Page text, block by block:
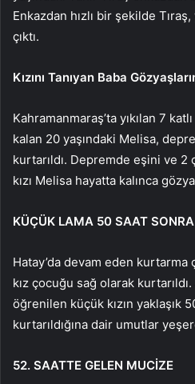
Enkazdan hızlı bir şekilde Tıraş,
çıktı.
Kızını Tanıyan Baba
Kahramanmaraş’ta yıkılan 7
kalan 20 yaşındaki Melisa,
kurtarıldı. Depremde eşini ve
kızı Melisa hayatta kalınca
KÜÇÜK LAMA 50 SAAT
Hatay’da devam eden kurtarma
kız çocuğu sağ olarak
öğrenilen küçük kızın yaklaşık
kurtarıldığına dair umutlar
52. SAATTE GELEN MUCİZE